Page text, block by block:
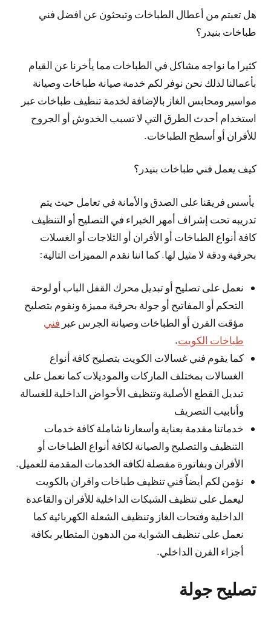
هل تعبتم من أعطال الطباخات وتبحثون عن افضل فني
طباخات بنيدر؟
كثيرا ما نواجه مشاكل في الطباخات مما يأخرنا عن القيام
بأعمالنا لذلك نحن نوفر لكم خدمة صيانة طباخات وصيانة
مواسير ومحابس الغاز بالإضافة لخدمة تنظيف طباخات عبر
استخدام أحدث الطرق التي لا تسبب الخدوش أو الجروح
للأفران أو أسطح الطباخات.
كيف يعمل فني طباخات بنيدر؟
يأسس فريقنا على الصدق والأمانة في تعامل حيث يتم
تدريبه تحت إشراف أمهر الخبراء في التصليح أو التنظيف
كافة أنواع الطباخات أو الأفران أو الثلاجات أو الغسلات
بحرفية ودقة لا مثيل لها. كما اننا نقدم المميزات التالية:
نعمل على تصليح أو تبديل محرك القفل الباب أو لوحة
التحكم أو المفاتيح أو جولة بحرفية مميزة ونقوم بتصليح
مؤقت الفرن أو الطباخات وصيانة الجرس عبر فني
طباخات الكويت.
كما يقوم فني غسالات الكويت بتصليح كافة أنواع
الغسالات بمختلف الماركات والموديلات كما نعمل على
تبديل القطع الأصلية وتنظيف الأحواض الداخلية للغسالة
وأنابيب التصريف
خدماتنا مقدمة بعناية وأسعارنا شاملة كافة خدمات
التنظيف والتصليح والصيانة لكافة أنواع الطباخات أو
الأفران وبفاتورة مفصلة لكافة الخدمات المقدمة للعميل.
نؤمن لكم أيضاً فني تنظيف طباخات وافران بالكويت
ليعمل على تنظيف الشبكات الداخلية للأفران والقاعدة
الداخلية وفتحات الغاز وتنظيف الشعلة الكهربائية كما
نعمل على تنظيف الشواية من الدهون المتطاير بكافة
أجزاء الفرن الداخلي.
تصليح جولة